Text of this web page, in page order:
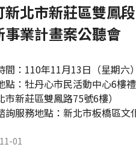
新北市新莊區雙鳳
事業計畫案公聽會
間：110年11月13日（星期六
點：牡丹心市民活動中心6樓
市新莊區雙鳳路75號6樓）
詢服務地點：新北市板橋區文
01